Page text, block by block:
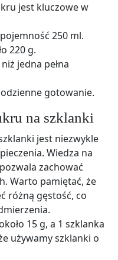
jest kluczowe w
250 ml.
220 g.
jedna pełna
gotowanie.
na szklanki
jest niezwykle
Wiedza na
zachować
Warto pamiętać, że
różną gęstość, co
15 g, a 1 szklanka
używamy szklanki o